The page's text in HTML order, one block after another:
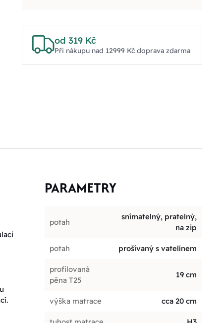
od 319 Kč
Při nákupu nad 12999 Kč doprava zdarma
PARAMETRY
potah
snímatelný, pratelný,
na zip
potah prošívaný s vatelínem
profilovaná
pěna T25
19 cm
výška matrace cca 20 cm